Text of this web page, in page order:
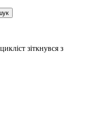
зіткнувся з